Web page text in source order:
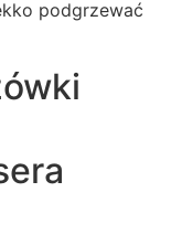
podgrzewać